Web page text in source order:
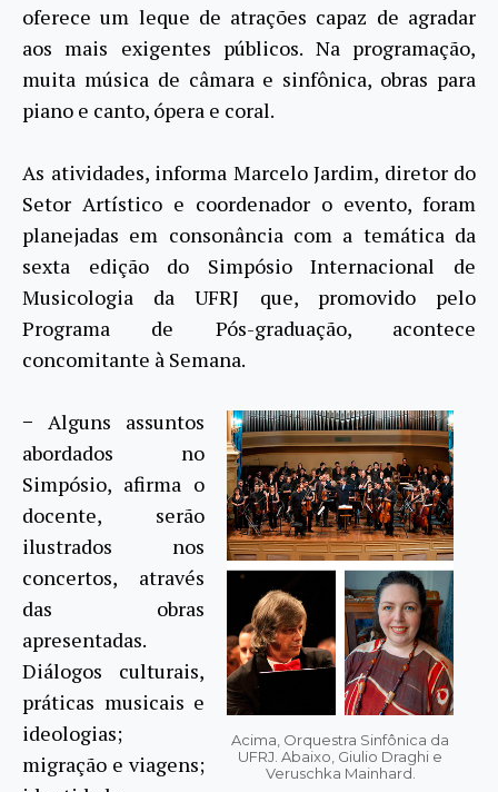
oferece um leque de atrações capaz de agradar
aos mais exigentes públicos. Na programação,
muita música de câmara e sinfônica, obras para
piano e canto, ópera e coral.
As atividades, informa Marcelo Jardim, diretor do
Setor Artístico e coordenador o evento, foram
planejadas em consonância com a temática da
sexta edição do Simpósio Internacional de
Musicologia da UFRJ que, promovido pelo
Programa de Pós-graduação, acontece
concomitante à Semana.
Acima, Orquestra Sinfônica da
UFRJ. Abaixo, Giulio Draghi e
Veruschka Mainhard.
− Alguns assuntos
abordados no
Simpósio, afirma o
docente, serão
ilustrados nos
concertos, através
das obras
apresentadas.
Diálogos culturais,
práticas musicais e
ideologias;
migração e viagens;